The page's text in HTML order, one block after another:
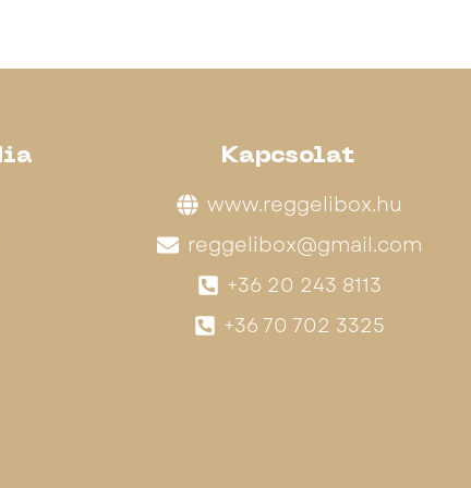
Kapcsolat
www.reggelibox.hu
reggelibox@gmail.com
+36 20 243 8113
+36 70 702 3325